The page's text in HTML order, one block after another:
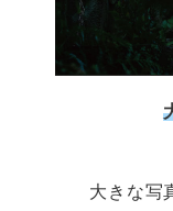
大きな写